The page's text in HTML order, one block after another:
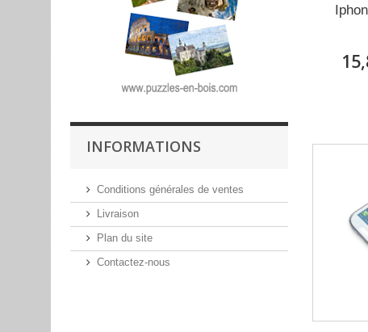
INFORMATIONS
Conditions générales de ventes
Livraison
Plan du site
Contactez-nous